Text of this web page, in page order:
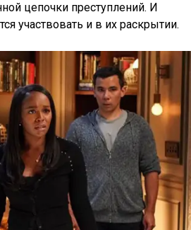
цепочки преступлений. И
участвовать и в их раскрытии.